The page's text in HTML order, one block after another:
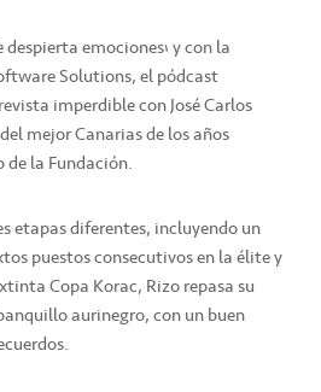
emociones’ y con la
Solutions, el pódcast
imperdible con José Carlos
mejor Canarias de los años
la Fundación.
etapas diferentes, incluyendo un
puestos consecutivos en la élite y
Copa Korac, Rizo repasa su
aurinegro, con un buen